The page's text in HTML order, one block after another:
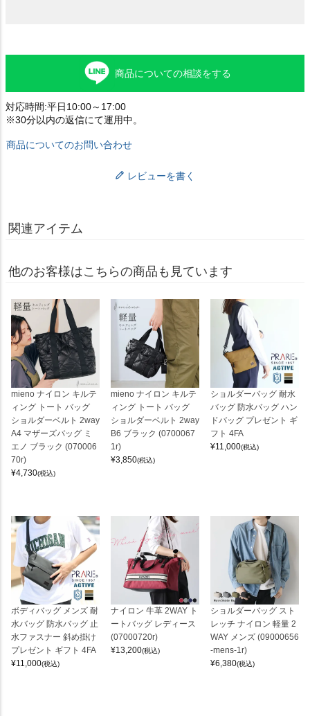
商品についての相談をする
対応時間:平日10:00～17:00
※30分以内の返信にて運用中。
商品についてのお問い合わせ
レビューを書く
関連アイテム
他のお客様はこちらの商品も見ています
mieno ナイロン キルテ
ィング トート バッグ
ショルダーベルト 2way
A4 マザーズバッグ ミ
エノ ブラック (070006
70r)
¥4,730(税込)
mieno ナイロン キルテ
ィング トート バッグ
ショルダーベルト 2way
B6 ブラック (0700067
1r)
¥3,850(税込)
ショルダーバッグ 耐水
バッグ 防水バッグ ハン
ドバッグ プレゼント ギ
フト 4FA
¥11,000(税込)
ボディバッグ メンズ 耐
水バッグ 防水バッグ 止
水ファスナー 斜め掛け
プレゼント ギフト 4FA
¥11,000(税込)
ナイロン 牛革 2WAY ト
ートバッグ レディース
(07000720r)
¥13,200(税込)
ショルダーバッグ スト
レッチ ナイロン 軽量 2
WAY メンズ (09000656
-mens-1r)
¥6,380(税込)